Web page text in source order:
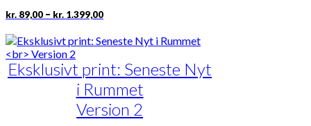
kr. 89,00 – kr. 1.399,00Prisinterval:
kr. 1.399,00
Dette
har
varianter.
Mulighederne
kan
vælges
på
Eksklusivt print: Seneste Nyt
i Rummet
Version 2